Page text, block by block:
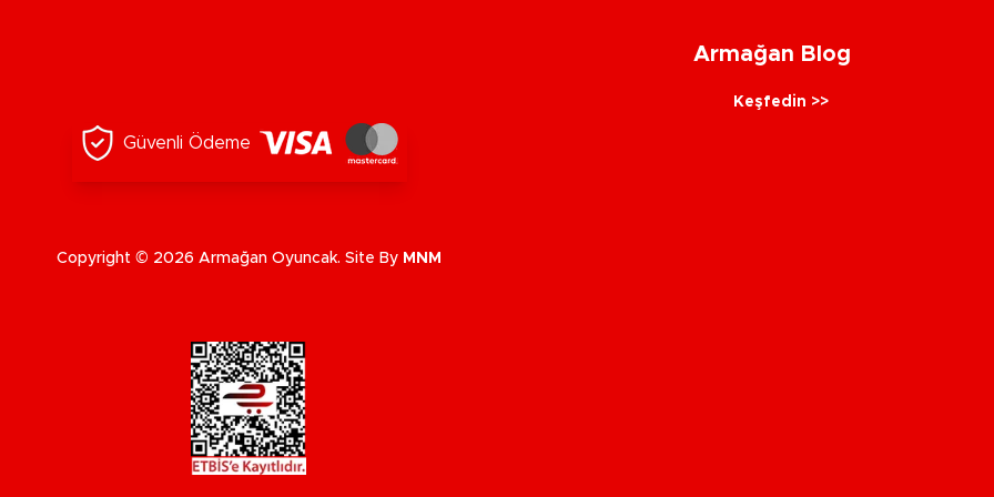
Armağan Blog
Keşfedin >>
Güvenli Ödeme
Copyright © 2026 Armağan Oyuncak. Site By MNM